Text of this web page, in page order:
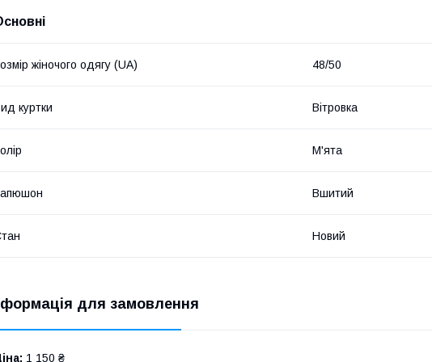
жіночого одягу (UA) 48/50
куртки Вітровка
М'ята
Вшитий
Новий
для замовлення
1 150 ₴